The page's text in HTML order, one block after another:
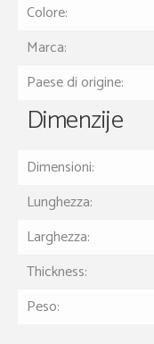
Colore:
Marca:
Paese di origine:
Dimenzije
Dimensioni:
Lunghezza:
Larghezza:
Thickness:
Peso: